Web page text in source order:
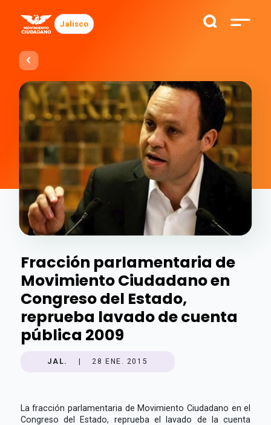
Jalisco
Fracción parlamentaria de
Movimiento Ciudadano en
Congreso del Estado,
reprueba lavado de cuenta
pública 2009
JAL. 28 ENE. 2015
La fracción parlamentaria de Movimiento Ciudadano en el
Congreso del Estado, reprueba el lavado de la cuenta